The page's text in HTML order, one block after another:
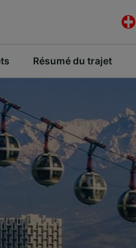
Résumé du trajet